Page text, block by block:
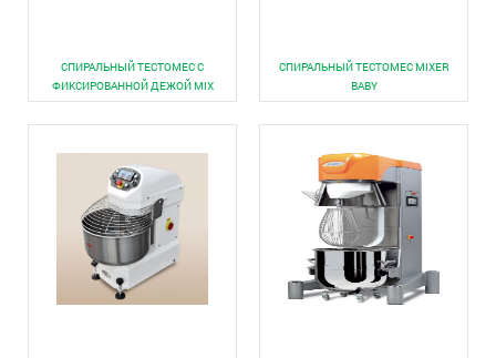
СПИРАЛЬНЫЙ ТЕСТОМЕС С
ФИКСИРОВАННОЙ ДЕЖОЙ MIX
СПИРАЛЬНЫЙ ТЕСТОМЕС MIXER
BABY